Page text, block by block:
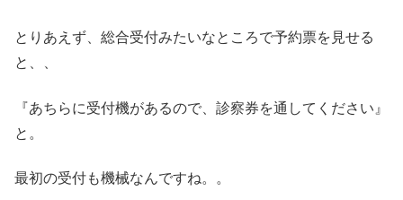
とりあえず、総合受付みたいなところで予約票を見せる
と、、
『あちらに受付機があるので、診察券を通してください』
と。
最初の受付も機械なんですね。。